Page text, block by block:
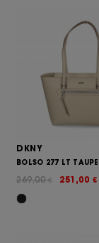
DKNY
BOLSO 277 LT TAUPE
251,00 €
269,00€